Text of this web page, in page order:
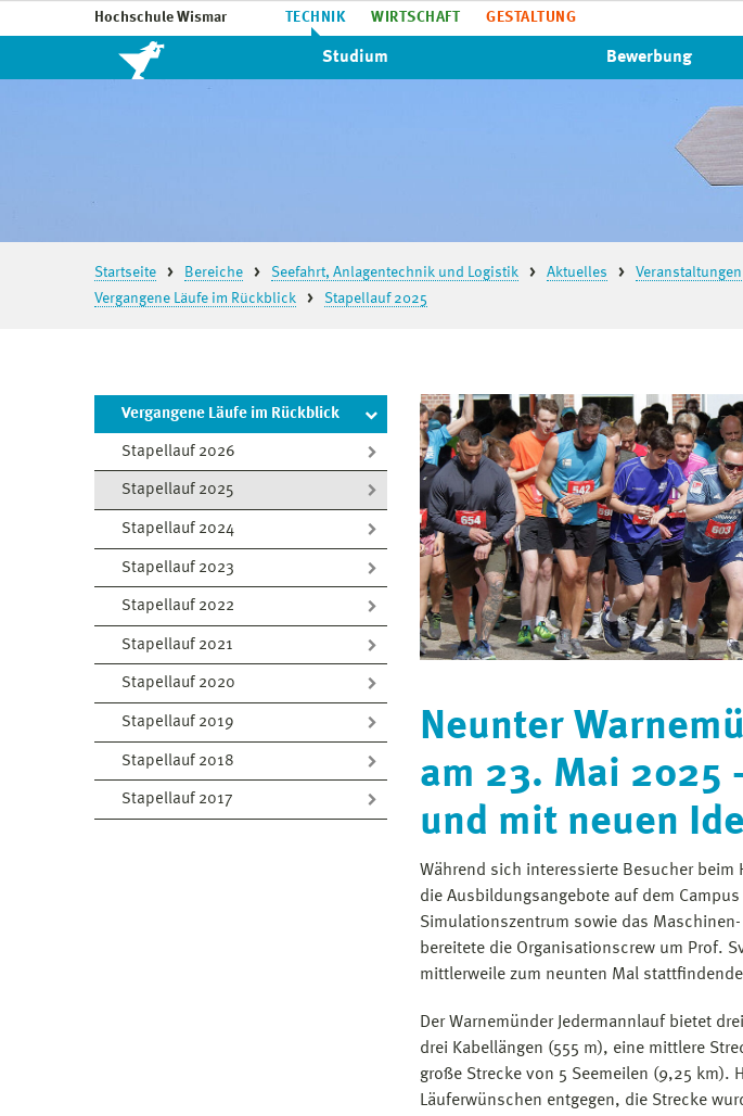
Hochschule Wismar TECHNIK WIRTSCHAFT GESTALTUNG
Studium Bewerbung
Startseite Bereiche Seefahrt, Anlagentechnik und Logistik Aktuelles Veranstaltungen
Vergangene Läufe im Rückblick
Stapellauf 2025
Vergangene Läufe im Rückblick
Stapellauf 2026
Stapellauf 2025
Stapellauf 2024
Stapellauf 2023
Stapellauf 2022
Stapellauf 2021
Stapellauf 2020
Stapellauf 2019
Stapellauf 2018
Stapellauf 2017
Neunter
am 23. Mai 2025
und mit neuen
Während sich interessierte Besucher
die Ausbildungsangebote auf dem
Simulationszentrum sowie das
bereitete die Organisationscrew um Prof.
mittlerweile zum neunten Mal
Der Warnemünder Jedermannlauf bietet
drei Kabellängen (555 m), eine mittlere
große Strecke von 5 Seemeilen (9,25 km).
Läuferwünschen entgegen, die Strecke